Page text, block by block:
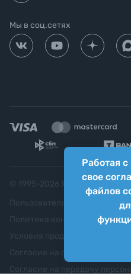
Работая
свое
файлов
Мы в соц.сетях
Яркий
Пользовательское
Политика
Согласие на обработку
Согласие на передачу